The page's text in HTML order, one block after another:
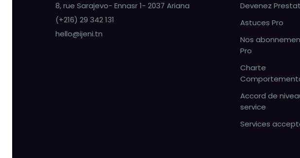
8, rue Sarajevo- Ennasr 1- 2037 Ariana
(+216) 29 342 131
hello@ijeni.tn
Devenez
Astuces Pro
Nos
Pro
Charte
Accord de
service
Services